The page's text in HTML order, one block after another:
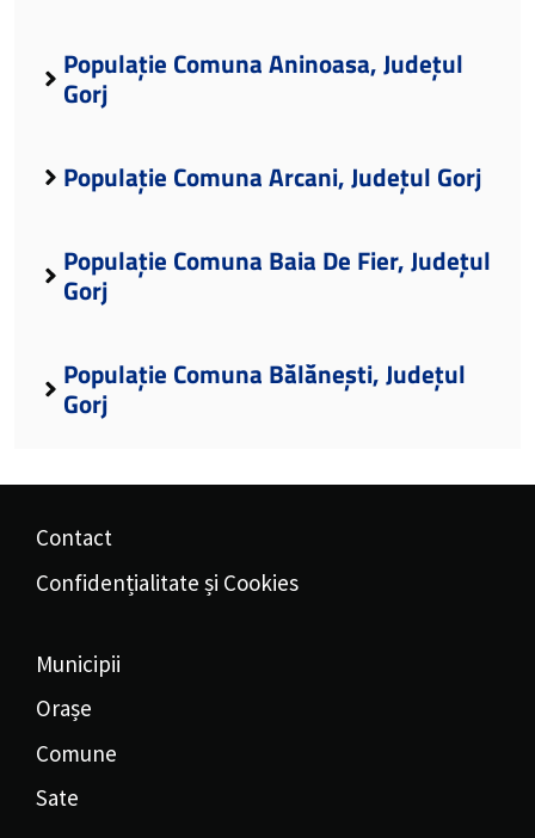
Populație Comuna Aninoasa, Județul
Gorj
Populație Comuna Arcani, Județul Gorj
Populație Comuna Baia De Fier, Județul
Gorj
Populație Comuna Bălănești, Județul
Gorj
Contact
Confidențialitate și Cookies
Municipii
Orașe
Comune
Sate